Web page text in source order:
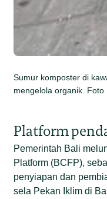
Sumur komposter di
mengelola organik. Foto
Platform
Pemerintah Bali
Platform (BCFP),
penyiapan dan
sela Pekan Iklim di